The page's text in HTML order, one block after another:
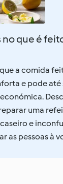
que é
a comida
e pode até
uma
e
as pessoas à